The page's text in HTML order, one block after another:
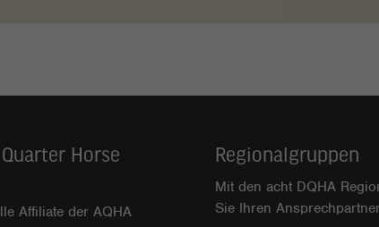
Horse
Affiliate der AQHA
Regionalgruppen
Mit den acht DQHA
Sie Ihren